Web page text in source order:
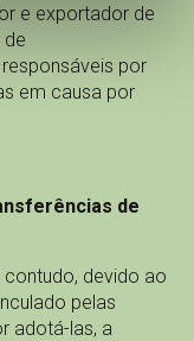
e exportador de
por
em causa por
de
contudo, devido ao
pelas
adotá-las, a